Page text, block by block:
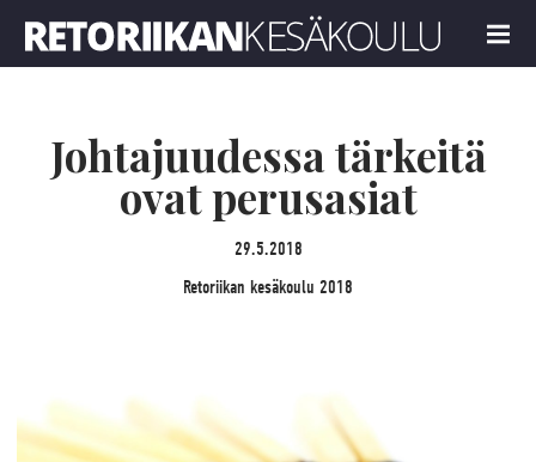
MENU
Johtajuudessa tärkeitä
ovat perusasiat
29.5.2018
Retoriikan kesäkoulu 2018